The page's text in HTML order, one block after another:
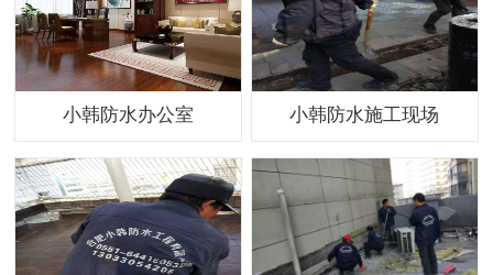
小韩防水办公室 小韩防水施工现场